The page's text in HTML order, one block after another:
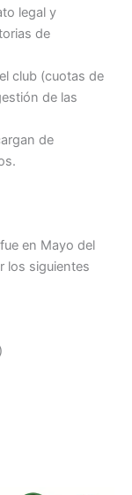
legal y
de
club (cuotas de
de las
de
en Mayo del
los siguientes